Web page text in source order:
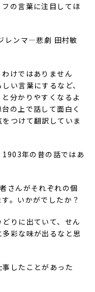
の言葉に注目してほ
レンマ―悲劇 田村敏
けではありません
い言葉にするなど、
分かりやすくなるよ
の上で話して面白く
つけて翻訳していま
年の昔の話ではあ
さんがそれぞれの個
。いかがでしたか？
りに出ていて、せん
彩な味が出るなと思
したことがあった